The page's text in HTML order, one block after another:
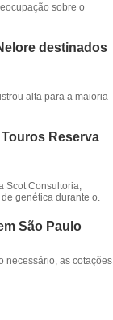
sobre o
destinados
alta para a maioria
Reserva
Scot Consultoria,
genética durante o.
São Paulo
necessário, as cotações